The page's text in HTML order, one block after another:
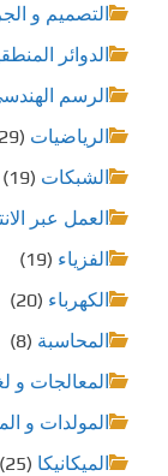
التصميم و
الدوائر
الرسم
الرياضيات (29)
الشبكات (19)
العمل عبر
الفزياء (19)
الكهرباء (20)
المحاسبة (8)
المعالجات و
المولدات و
الميكانيكا (25)